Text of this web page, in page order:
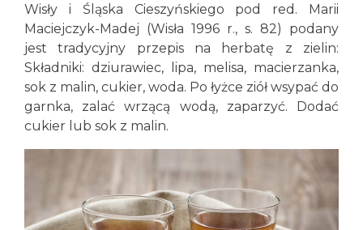
Wisły i Śląska Cieszyńskiego pod red. Marii
Maciejczyk-Madej (Wisła 1996 r., s. 82) podany
jest tradycyjny przepis na herbatę z zielin:
Składniki: dziurawiec, lipa, melisa, macierzanka,
sok z malin, cukier, woda. Po łyżce ziół wsypać do
garnka, zalać wrzącą wodą, zaparzyć. Dodać
cukier lub sok z malin.